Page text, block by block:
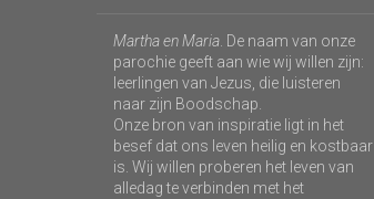
Martha en Maria . De naam van onze
parochie geeft aan wie wij willen zijn:
leerlingen van Jezus, die luisteren
naar zijn Boodschap.
Onze bron van inspiratie ligt in het
besef dat ons leven heilig en kostbaar
is. Wij willen proberen het leven van
alledag te verbinden met het